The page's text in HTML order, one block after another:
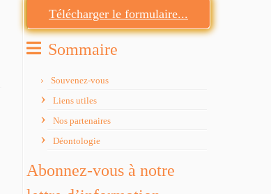
Télécharger le formulaire...
Sommaire
Souvenez-vous
Liens utiles
Nos partenaires
Déontologie
Abonnez-vous à notre